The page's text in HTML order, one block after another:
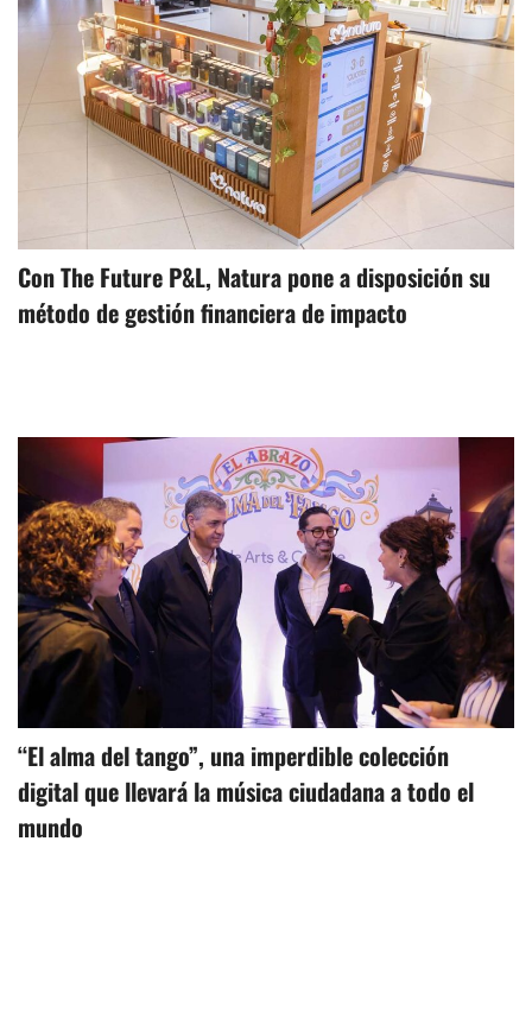
Con The Future P&L, Natura pone a disposición su
método de gestión financiera de impacto
“El alma del tango”, una imperdible colección
digital que llevará la música ciudadana a todo el
mundo